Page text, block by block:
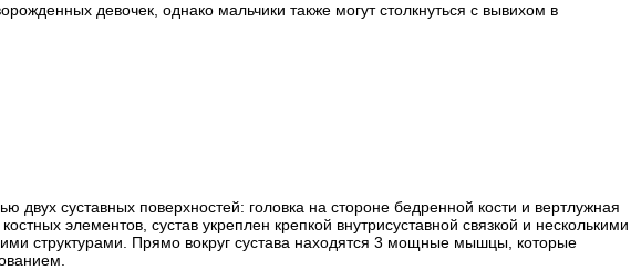
девочек, однако мальчики также могут столкнуться с вывихом в
двух суставных поверхностей: головка на стороне бедренной кости и вертлужная
элементов, сустав укреплен крепкой внутрисуставной связкой и несколькими
структурами. Прямо вокруг сустава находятся 3 мощные мышцы, которые